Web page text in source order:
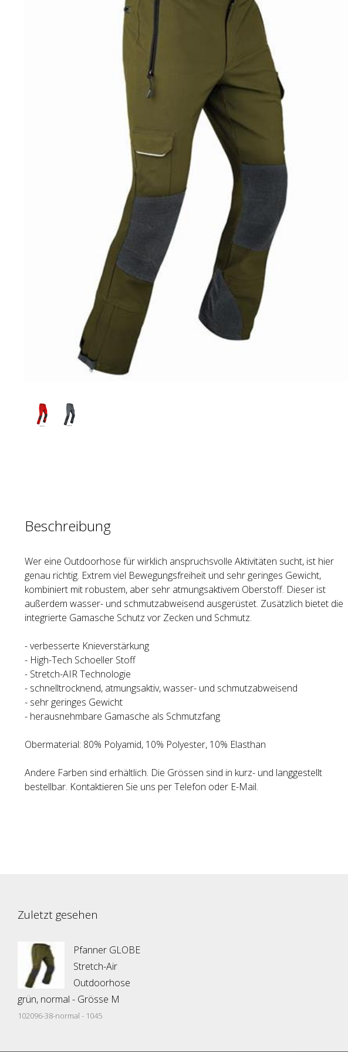
Beschreibung
Wer eine Outdoorhose für wirklich anspruchsvolle Aktivitäten sucht, ist hier
genau richtig. Extrem viel Bewegungsfreiheit und sehr geringes Gewicht,
kombiniert mit robustem, aber sehr atmungsaktivem Oberstoff. Dieser ist
außerdem wasser- und schmutzabweisend ausgerüstet. Zusätzlich bietet die
integrierte Gamasche Schutz vor Zecken und Schmutz.
- verbesserte Knieverstärkung
- High-Tech Schoeller Stoff
- Stretch-AIR Technologie
- schnelltrocknend, atmungsaktiv, wasser- und schmutzabweisend
- sehr geringes Gewicht
- herausnehmbare Gamasche als Schmutzfang
Obermaterial: 80% Polyamid, 10% Polyester, 10% Elasthan
Andere Farben sind erhältlich. Die Grössen sind in kurz- und langgestellt
bestellbar. Kontaktieren Sie uns per Telefon oder E-Mail.
Zuletzt gesehen
Pfanner GLOBE
Stretch-Air
Outdoorhose
grün, normal - Grösse M
102096-38-normal - 1045